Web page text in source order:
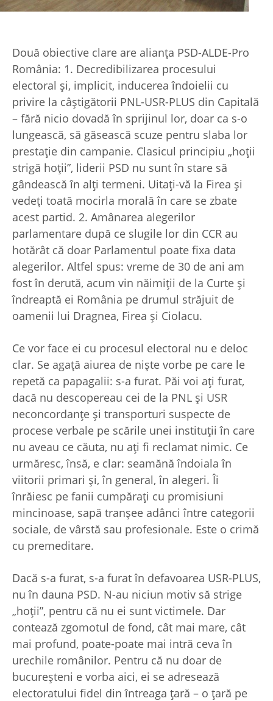
Două obiective clare are alianţa PSD-ALDE-Pro
România: 1. Decredibilizarea procesului
electoral şi, implicit, inducerea îndoielii cu
privire la câştigătorii PNL-USR-PLUS din Capitală
– fără nicio dovadă în sprijinul lor, doar ca s-o
lungească, să găsească scuze pentru slaba lor
prestaţie din campanie. Clasicul principiu „hoţii
strigă hoţii”, liderii PSD nu sunt în stare să
gândească în alţi termeni. Uitaţi-vă la Firea şi
vedeţi toată mocirla morală în care se zbate
acest partid. 2. Amânarea alegerilor
parlamentare după ce slugile lor din CCR au
hotărât că doar Parlamentul poate fixa data
alegerilor. Altfel spus: vreme de 30 de ani am
fost în derută, acum vin năimiţii de la Curte şi
îndreaptă ei România pe drumul străjuit de
oamenii lui Dragnea, Firea şi Ciolacu.
Ce vor face ei cu procesul electoral nu e deloc
clar. Se agaţă aiurea de nişte vorbe pe care le
repetă ca papagalii: s-a furat. Păi voi aţi furat,
dacă nu descopereau cei de la PNL şi USR
neconcordanţe şi transporturi suspecte de
procese verbale pe scările unei instituţii în care
nu aveau ce căuta, nu aţi fi reclamat nimic. Ce
urmăresc, însă, e clar: seamănă îndoiala în
viitorii primari şi, în general, în alegeri. Îi
înrăiesc pe fanii cumpăraţi cu promisiuni
mincinoase, sapă tranşee adânci între categorii
sociale, de vârstă sau profesionale. Este o crimă
cu premeditare.
Dacă s-a furat, s-a furat în defavoarea USR-PLUS,
nu în dauna PSD. N-au niciun motiv să strige
„hoţii”, pentru că nu ei sunt victimele. Dar
contează zgomotul de fond, cât mai mare, cât
mai profund, poate-poate mai intră ceva în
urechile românilor. Pentru că nu doar de
bucureşteni e vorba aici, ei se adresează
electoratului fidel din întreaga ţară – o ţară pe